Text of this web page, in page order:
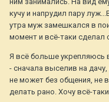
кучу и напрудил пару
утра муж замешкался в
момент и всё-таки сделал
Я всё больше укрепляюсь
- сначала выселив на
не может без общения, не
делать рано. Хочу всё-